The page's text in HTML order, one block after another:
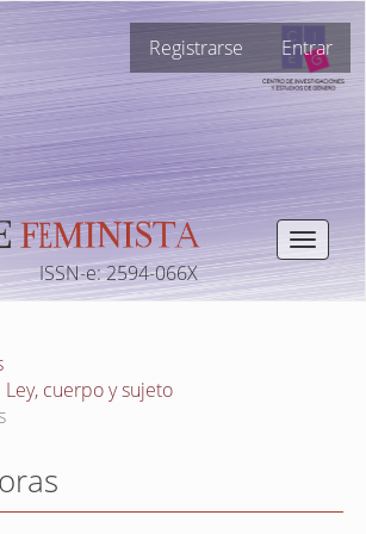
Registrarse Entrar
Toggle
ISSN-e: 2594-066X
Ley, cuerpo y sujeto